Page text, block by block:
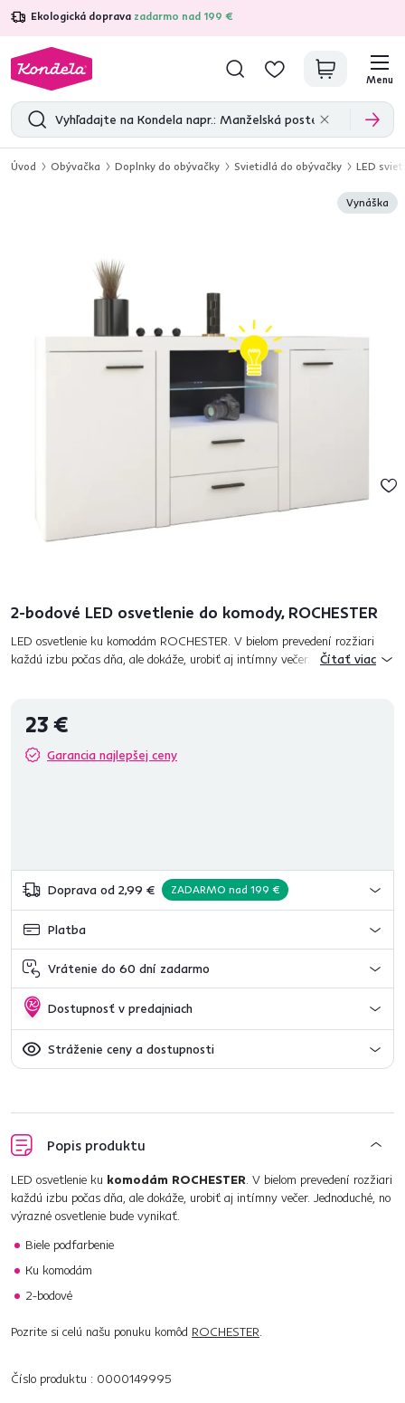
Ekologická doprava zadarmo nad 199 €
4,7 31 285overených produktových recenzií
Menu
Úvod Obývačka Doplnky do obývačky Svietidlá do obývačky LED
Vynáška
2-bodové LED osvetlenie do komody, ROCHESTER
LED osvetlenie ku komodám ROCHESTER. V bielom prevedení rozžiari
každú izbu počas dňa, ale dokáže, urobiť aj intímny večer. Jednoduché, no
Čítať viac
23 €
Garancia najlepšej ceny
Doprava od 2,99 € ZADARMO nad 199 €
Platba
Vrátenie do 60 dní zadarmo
Dostupnosť v predajniach
Stráženie ceny a dostupnosti
Popis produktu
LED osvetlenie ku komodám ROCHESTER. V bielom prevedení rozžiari
každú izbu počas dňa, ale dokáže, urobiť aj intímny večer. Jednoduché, no
výrazné osvetlenie bude vynikať.
Biele podfarbenie
Ku komodám
2-bodové
Pozrite si celú našu ponuku komôd ROCHESTER.
Číslo produktu : 0000149995